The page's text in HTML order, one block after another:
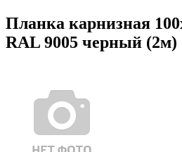
Планка карнизная
RAL 9005 черный (2м)